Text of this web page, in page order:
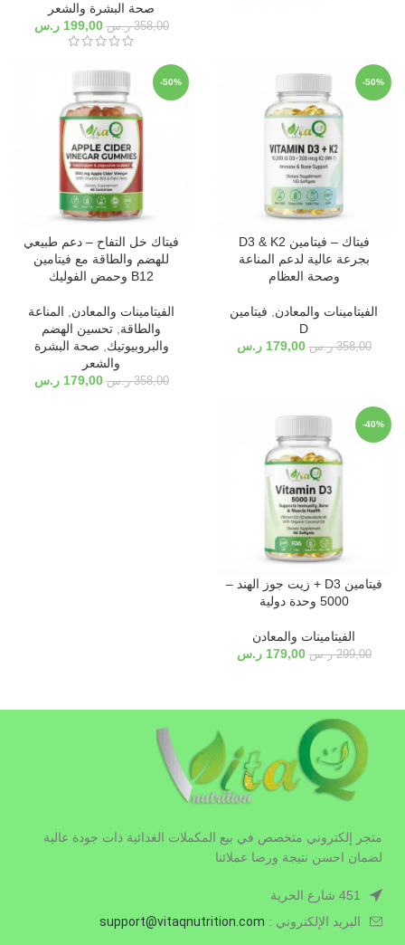
صحة البشرة والشعر
358,00 ر.س 199,00 ر.س
-50%
فيتاك – فيتامين D3 & K2
بجرعة عالية لدعم المناعة
وصحة العظام
الفيتامينات والمعادن
فيتامين
D
358,00 ر.س 179,00 ر.س
-50%
فيتاك خل التفاح – دعم طبيعي
للهضم والطاقة مع فيتامين
B12 وحمض الفوليك
الفيتامينات والمعادن
المناعة
والطاقة تحسين الهضم
والبروبيوتيك
صحة البشرة
والشعر
358,00 ر.س 179,00 ر.س
-40%
فيتامين D3 + زيت جوز الهند –
5000 وحدة دولية
الفيتامينات والمعادن
299,00 ر.س 179,00 ر.س
متجر إلكتروني متخصص في بيع المكملات الغدائية ذات جودة عالية
لضمان احسن نتيجة ورضا عملائنا
451 شارع الحرية
البريد الإلكتروني :
support@vitaqnutrition .com